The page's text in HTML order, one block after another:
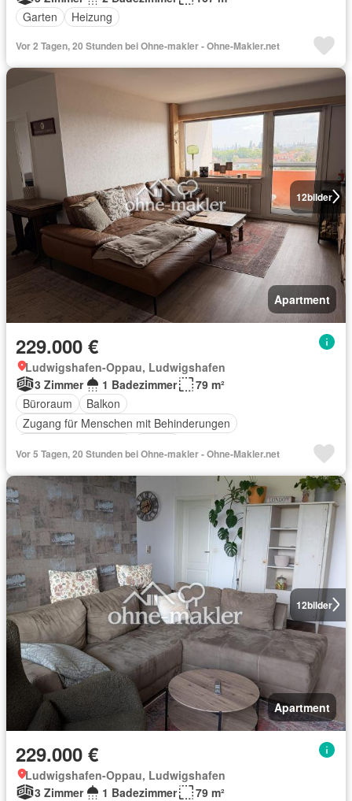
Garten
Heizung
Vor 2 Tagen, 20 Stunden bei Ohne-makler - Ohne-Makler.net
12bilder
Apartment
229.000 €
Ludwigshafen-Oppau, Ludwigshafen
3 Zimmer
1 Badezimmer
79 m²
Büroraum
Balkon
Zugang für Menschen mit Behinderungen
Vor 5 Tagen, 20 Stunden bei Ohne-makler - Ohne-Makler.net
12bilder
Apartment
229.000 €
Ludwigshafen-Oppau, Ludwigshafen
3 Zimmer
1 Badezimmer
79 m²